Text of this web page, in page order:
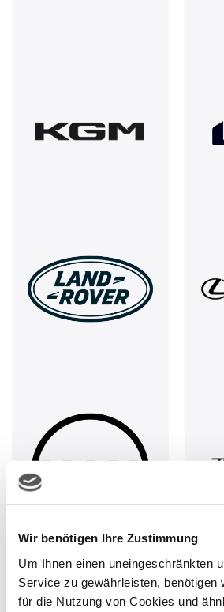
Wir benötigen Ihre Zustimmung
Um Ihnen einen uneingeschränkten
Service zu gewährleisten, benötigen
für die Nutzung von Cookies und